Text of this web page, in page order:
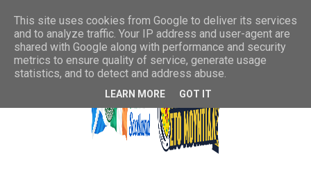
This site uses cookies from Google to deliver its services
and to analyze traffic. Your IP address and user-agent are
shared with Google along with performance and security
metrics to ensure quality of service, generate usage
statistics, and to detect and address abuse.
LEARN MORE GOT IT